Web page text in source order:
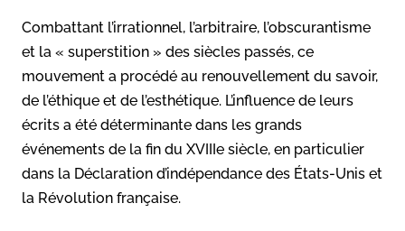
Combattant l’irrationnel, l’arbitraire, l’obscurantisme
et la « superstition » des siècles passés, ce
mouvement a procédé au renouvellement du savoir,
de l’éthique et de l’esthétique. L’influence de leurs
écrits a été déterminante dans les grands
événements de la fin du XVIIIe siècle, en particulier
dans la Déclaration d’indépendance des États-Unis et
la Révolution française.